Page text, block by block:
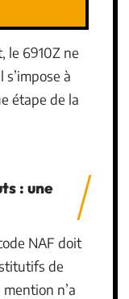
le 6910Z ne
à
étape de la
: une
NAF doit
de
n’a